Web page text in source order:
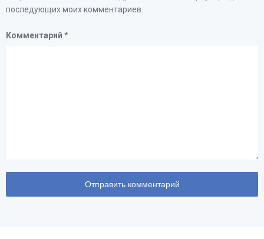
последующих моих комментариев.
Комментарий *